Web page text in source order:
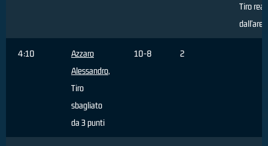
Tiro
dall'area
4:10
Azzaro
Alessandro,
Tiro
sbagliato
da 3 punti
10-8 2